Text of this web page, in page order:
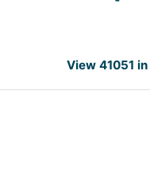
View 41051